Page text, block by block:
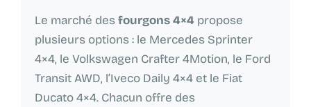
Le marché desfourgons 4×4 propose
plusieurs options : le Mercedes Sprinter
4×4, le Volkswagen Crafter 4Motion, le Ford
Transit AWD, l’Iveco Daily 4×4 et le Fiat
Ducato 4×4. Chacun offre des